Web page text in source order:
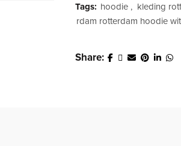
Tags: hoodie , kleding
rdam rotterdam hoodie wit
Share